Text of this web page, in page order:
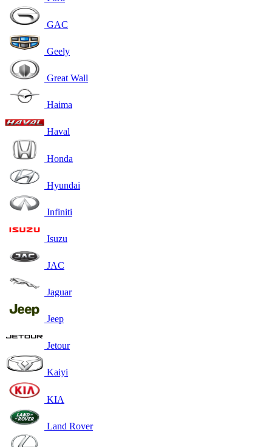
GAC
Geely
Great Wall
Haima
Haval
Honda
Hyundai
Infiniti
Isuzu
JAC
Jaguar
Jeep
Jetour
Kaiyi
KIA
Land Rover